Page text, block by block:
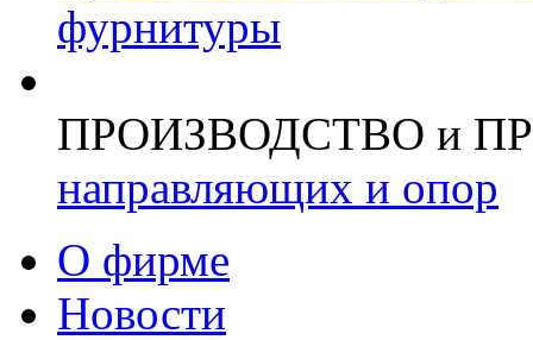
фурнитуры
ПРОИЗВОДСТВО и
направляющих и опор
О фирме
Новости